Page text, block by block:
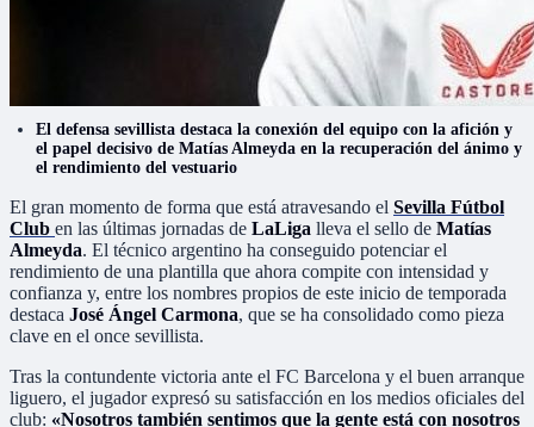
El defensa sevillista destaca la conexión del equipo con la afición y
el papel decisivo de Matías Almeyda en la recuperación del ánimo y
el rendimiento del vestuario
El gran momento de forma que está atravesando el Sevilla Fútbol
Club en las últimas jornadas de LaLiga lleva el sello de Matías
Almeyda. El técnico argentino ha conseguido potenciar el
rendimiento de una plantilla que ahora compite con intensidad y
confianza y, entre los nombres propios de este inicio de temporada
destaca José Ángel Carmona, que se ha consolidado como pieza
clave en el once sevillista.
Tras la contundente victoria ante el FC Barcelona y el buen arranque
liguero, el jugador expresó su satisfacción en los medios oficiales del
club: «Nosotros también sentimos que la gente está con nosotros